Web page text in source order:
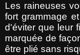
Les raineuses
fort grammage
d'éviter que leur
marquée de
être plié sans